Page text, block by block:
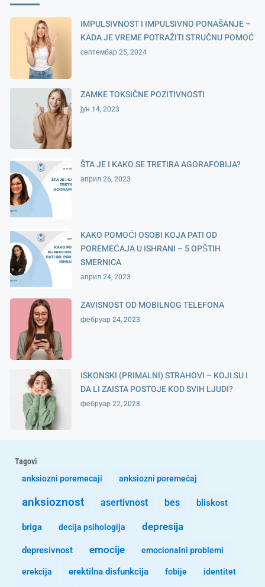
IMPULSIVNOST I IMPULSIVNO PONAŠANJE –
KADA JE VREME POTRAŽITI STRUČNU POMOĆ
септембар 25, 2024
ZAMKE TOKSIČNE POZITIVNOSTI
јун 14, 2023
ŠTA JE I KAKO SE TRETIRA AGORAFOBIJA?
април 26, 2023
KAKO POMOĆI OSOBI KOJA PATI OD
POREMEĆAJA U ISHRANI – 5 OPŠTIH
SMERNICA
април 24, 2023
ZAVISNOST OD MOBILNOG TELEFONA
фебруар 24, 2023
ISKONSKI (PRIMALNI) STRAHOVI – KOJI SU I
DA LI ZAISTA POSTOJE KOD SVIH LJUDI?
фебруар 22, 2023
Tagovi
anksiozni poremecaji
anksiozni poremećaj
anksioznost asertivnost bes bliskost
briga decija psihologija depresija
depresivnost emocije emocionalni problemi
erekcija erektilna disfunkcija fobije identitet